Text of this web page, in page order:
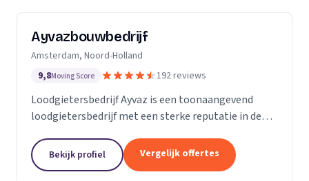
Ayvazbouwbedrijf
Amsterdam, Noord-Holland
9,8Moving Score 192 reviews
Loodgietersbedrijf Ayvaz is een toonaangevend
loodgietersbedrijf met een sterke reputatie in de
met een passie voor het leveren van hoogwaardige...
Bekijk profiel Vergelijk offertes